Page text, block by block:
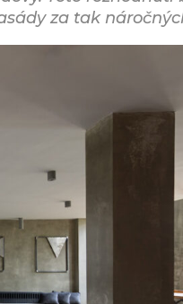
za tak